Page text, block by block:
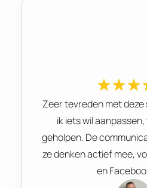
Zeer tevreden met
ik iets wil
geholpen. De
ze denken actief mee,
en